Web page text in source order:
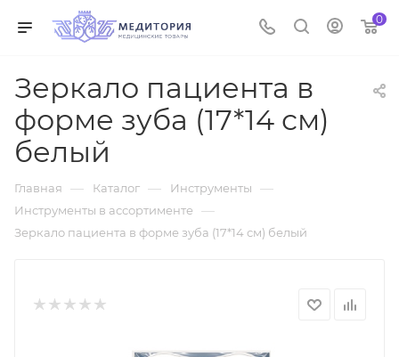
0
Зеркало пациента в
форме зуба (17*14 см)
белый
Главная — Каталог — Инструменты —
Инструменты в ассортименте —
Зеркало пациента в форме зуба (17*14 см) белый